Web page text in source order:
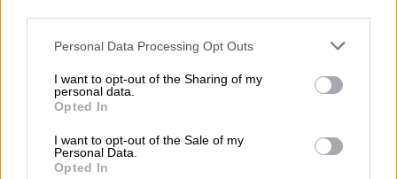
Please note that this website/app uses one or more Google
not limited to your visit or usage behaviour. You may click to
grant or deny consent to Google and its third-party tags to
use your data for below specified purposes in below Google
consent section.
Personal Data Processing Opt Outs
I want to opt-out of the Sharing of my
personal data.
Opted In
I want to opt-out of the Sale of my
Personal Data.
Opted In
Καρολίνα Καλύβα: Η νέα παίκτρια που
μπαίνει σήμερα στο Survivor 4
Η μελαχρινή γυμνάστρια Καρολίνα Καλύβα
μπαίνει απόψε στο ριάλιτι επιβίωσης